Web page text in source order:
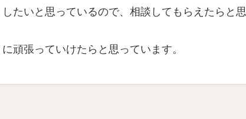
たいと思っているので、相談してもらえたらと思
頑張っていけたらと思っています。